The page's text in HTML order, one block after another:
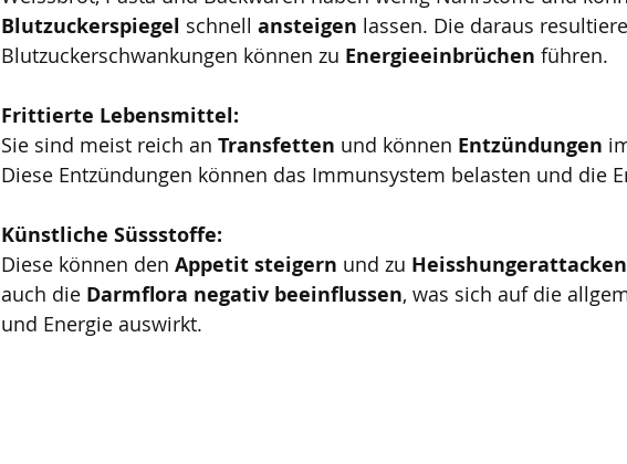
Blutzuckerspiegel schnell ansteigen lassen. Die daraus
Blutzuckerschwankungen können zu Energieeinbrüchen führen.
Frittierte Lebensmittel:
Sie sind meist reich an Transfetten und können Entzündungen
Diese Entzündungen können das Immunsystem belasten und die
Künstliche Süssstoffe:
Diese können den Appetit steigern und zu Heisshungerattacken
auch die Darmflora negativ beeinflussen, was sich auf die
und Energie auswirkt.